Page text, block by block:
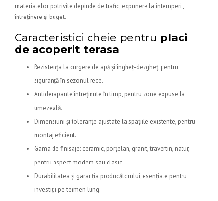
materialelor potrivite depinde de trafic, expunere la intemperii,
întreținere și buget.
Caracteristici cheie pentru placi
de acoperit terasa
Rezistența la curgere de apă și îngheț-dezgheț, pentru
siguranță în sezonul rece.
Antiderapante întreținute în timp, pentru zone expuse la
umezeală.
Dimensiuni și toleranțe ajustate la spațiile existente, pentru
montaj eficient.
Gama de finisaje: ceramic, porțelan, granit, travertin, natur,
pentru aspect modern sau clasic.
Durabilitatea și garanția producătorului, esențiale pentru
investiții pe termen lung.